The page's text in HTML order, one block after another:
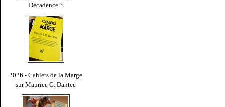
Décadence ?
2026 - Cahiers de la Marge
sur Maurice G. Dantec